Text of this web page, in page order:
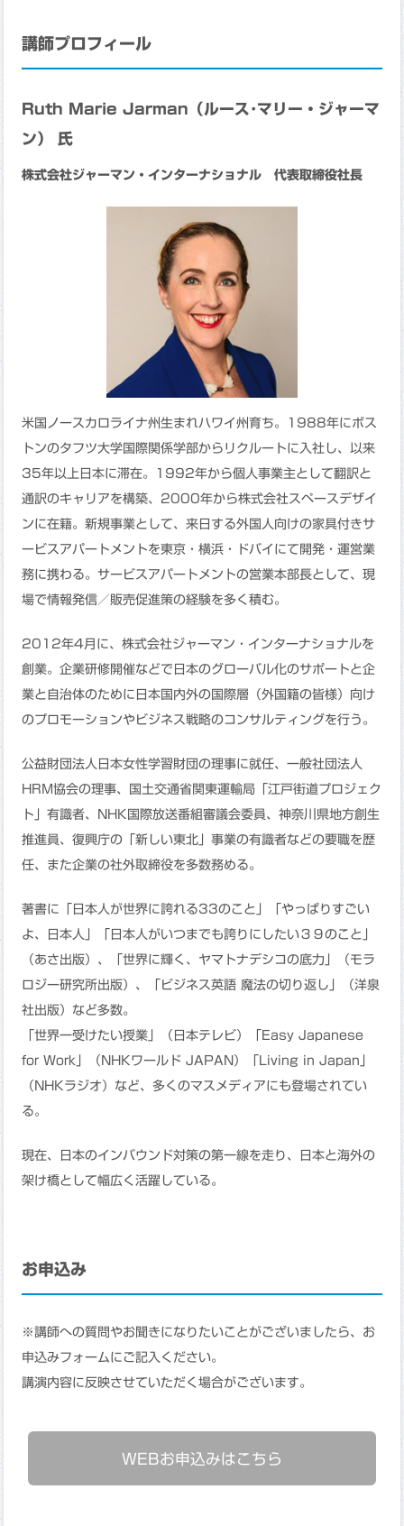
講師プロフィール
Ruth Marie Jarman（ルース･マリー・ジャーマ
ン） 氏
株式会社ジャーマン・インターナショナル 代表取締役社長
米国ノースカロライナ州生まれハワイ州育ち。1988年にボス
トンのタフツ大学国際関係学部からリクルートに入社し、以来
35年以上日本に滞在。1992年から個人事業主として翻訳と
通訳のキャリアを構築、2000年から株式会社スペースデザイ
ンに在籍。新規事業として、来日する外国人向けの家具付きサ
ービスアパートメントを東京・横浜・ドバイにて開発・運営業
務に携わる。サービスアパートメントの営業本部長として、現
場で情報発信／販売促進策の経験を多く積む。
2012年4月に、株式会社ジャーマン・インターナショナルを
創業。企業研修開催などで日本のグローバル化のサポートと企
業と自治体のために日本国内外の国際層（外国籍の皆様）向け
のプロモーションやビジネス戦略のコンサルティングを行う。
公益財団法人日本女性学習財団の理事に就任、一般社団法人
HRM協会の理事、国土交通省関東運輸局「江戸街道プロジェク
ト」有識者、NHK国際放送番組審議会委員、神奈川県地方創生
推進員、復興庁の「新しい東北」事業の有識者などの要職を歴
任、また企業の社外取締役を多数務める。
著書に「日本人が世界に誇れる33のこと」「やっぱりすごい
よ、日本人」「日本人がいつまでも誇りにしたい３９のこと」
（あさ出版）、「世界に輝く、ヤマトナデシコの底力」（モラ
ロジー研究所出版）、「ビジネス英語 魔法の切り返し」（洋泉
社出版）など多数。
「世界一受けたい授業」（日本テレビ）「Easy Japanese
for Work」（NHKワールド JAPAN）「Living in Japan」
（NHKラジオ）など、多くのマスメディアにも登場されてい
る。
現在、日本のインバウンド対策の第一線を走り、日本と海外の
架け橋として幅広く活躍している。
お申込み
※講師への質問やお聞きになりたいことがございましたら、お
申込みフォームにご記入ください。
講演内容に反映させていただく場合がございます。
WEBお申込みはこちら